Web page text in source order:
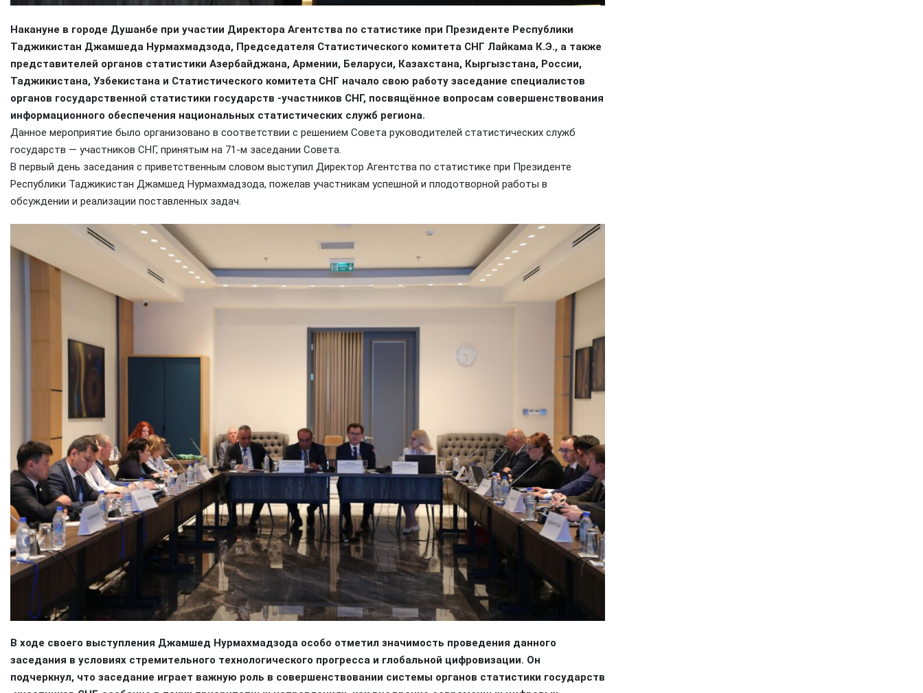
Накануне в городе Душанбе при участии Директора Агентства по статистике при Президенте Республики
Таджикистан Джамшеда Нурмахмадзода, Председателя Статистического комитета СНГ Лайкама К.Э., а также
представителей органов статистики Азербайджана, Армении, Беларуси, Казахстана, Кыргызстана, России,
Таджикистана, Узбекистана и Статистического комитета СНГ начало свою работу заседание специалистов
органов государственной статистики государств -участников СНГ, посвящённое вопросам совершенствования
информационного обеспечения национальных статистических служб региона.
Данное мероприятие было организовано в соответствии с решением Совета руководителей статистических служб
государств — участников СНГ, принятым на 71-м заседании Совета.
В первый день заседания с приветственным словом выступил Директор Агентства по статистике при Президенте
Республики Таджикистан Джамшед Нурмахмадзода, пожелав участникам успешной и плодотворной работы в
обсуждении и реализации поставленных задач.
В ходе своего выступления Джамшед Нурмахмадзода особо отметил значимость проведения данного
заседания в условиях стремительного технологического прогресса и глобальной цифровизации. Он
подчеркнул, что заседание играет важную роль в совершенствовании системы органов статистики государств